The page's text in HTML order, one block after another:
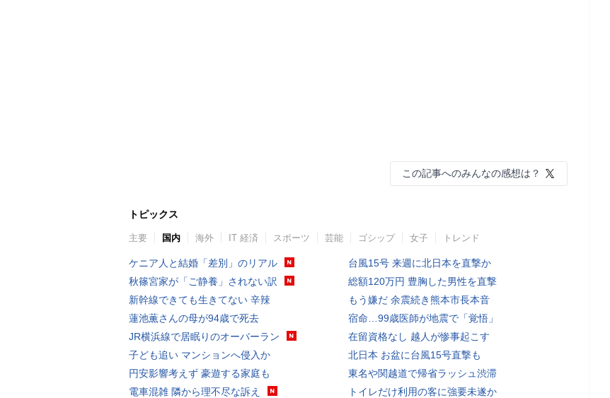
この記事へのみんなの感想は？
トピックス
主要 国内 海外 IT 経済 スポーツ 芸能 ゴシップ 女子 トレンド
ケニア人と結婚「差別」のリアル
秋篠宮家が「ご静養」されない訳
新幹線できても生きてない 辛辣
蓮池薫さんの母が94歳で死去
JR横浜線で居眠りのオーバーラン
子ども追い マンションへ侵入か
円安影響考えず 豪遊する家庭も
電車混雑 隣から理不尽な訴え
台風15号 来週に北日本を直撃か
総額120万円 豊胸した男性を直撃
もう嫌だ 余震続き熊本市長本音
宿命…99歳医師が地震で「覚悟」
在留資格なし 越人が惨事起こす
北日本 お盆に台風15号直撃も
東名や関越道で帰省ラッシュ渋滞
トイレだけ利用の客に強要未遂か